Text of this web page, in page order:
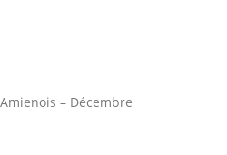
– Décembre